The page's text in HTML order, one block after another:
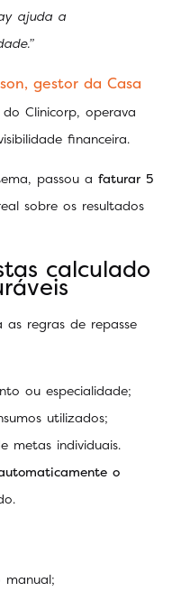
ajuda a
gestor da Casa
Clinicorp, operava
financeira.
passou a faturar 5
sobre os resultados
calculado
regras de repasse
ou especialidade;
utilizados;
metas individuais.
o
manual;